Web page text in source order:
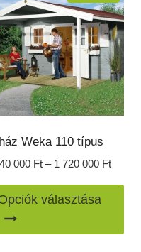
Weka 110 típus
000 Ft – 1 720 000 Ft
választása